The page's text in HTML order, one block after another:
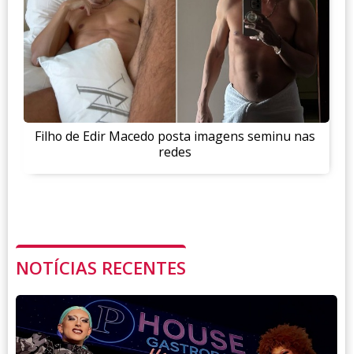
Filho de Edir Macedo posta imagens seminu nas
redes
NOTÍCIAS RECENTES